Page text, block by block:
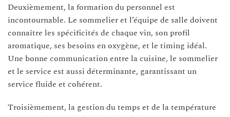
Deuxièmement, la formation du personnel est
incontournable. Le sommelier et l’équipe de salle doivent
connaître les spécificités de chaque vin, son profil
aromatique, ses besoins en oxygène, et le timing idéal.
Une bonne communication entre la cuisine, le sommelier
et le service est aussi déterminante, garantissant un
service fluide et cohérent.
Troisièmement, la gestion du temps et de la température